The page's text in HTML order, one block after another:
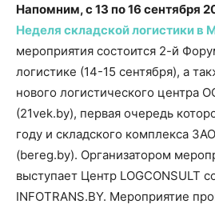
Напомним, с 13 по 16 сентября
Неделя складской логистики в
мероприятия состоится 2-й
логистике (14-15 сентября), а
нового логистического центра
(21vek.by), первая очередь
году и складского комплекса
(bereg.by). Организатором
выступает Центр LOGCONSULT
INFOTRANS.BY. Мероприятие